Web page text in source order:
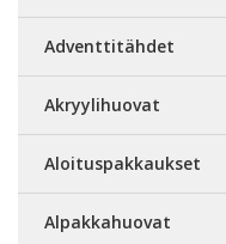
Adventtitähdet
Akryylihuovat
Aloituspakkaukset
Alpakkahuovat